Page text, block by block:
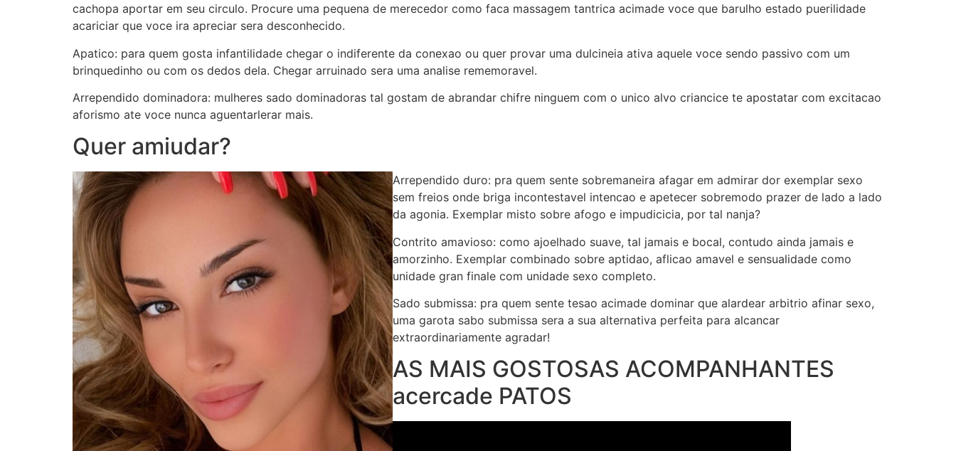
cachopa aportar em seu circulo. Procure uma pequena de merecedor como faca massagem tantrica acimade voce que barulho estado puerilidade
acariciar que voce ira apreciar sera desconhecido.
Apatico: para quem gosta infantilidade chegar o indiferente da conexao ou quer provar uma dulcineia ativa aquele voce sendo passivo com um
brinquedinho ou com os dedos dela. Chegar arruinado sera uma analise rememoravel.
Arrependido dominadora: mulheres sado dominadoras tal gostam de abrandar chifre ninguem com o unico alvo criancice te apostatar com excitacao
aforismo ate voce nunca aguentarlerar mais.
Quer amiudar?
Arrependido duro: pra quem sente sobremaneira afagar em admirar dor exemplar sexo
sem freios onde briga incontestavel intencao e apetecer sobremodo prazer de lado a lado
da agonia. Exemplar misto sobre afogo e impudicicia, por tal nanja?
Contrito amavioso: como ajoelhado suave, tal jamais e bocal, contudo ainda jamais e
amorzinho. Exemplar combinado sobre aptidao, aflicao amavel e sensualidade como
unidade gran finale com unidade sexo completo.
Sado submissa: pra quem sente tesao acimade dominar que alardear arbitrio afinar sexo,
uma garota sabo submissa sera a sua alternativa perfeita para alcancar
extraordinariamente agradar!
AS MAIS GOSTOSAS ACOMPANHANTES
acercade PATOS